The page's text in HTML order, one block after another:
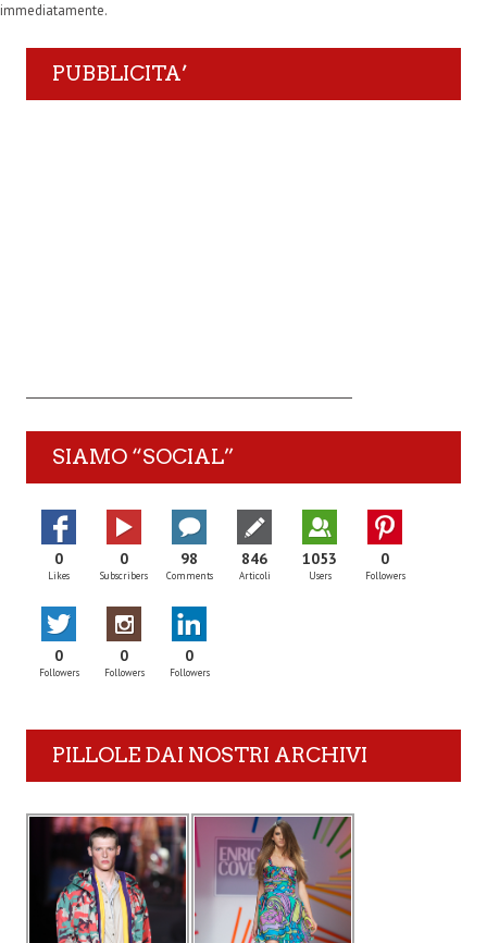
immediatamente.
PUBBLICITA’
SIAMO “SOCIAL”
0
Likes
0
Subscribers
98
Comments
846
Articoli
1053
Users
0
Followers
0
Followers
0
Followers
0
Followers
PILLOLE DAI NOSTRI ARCHIVI